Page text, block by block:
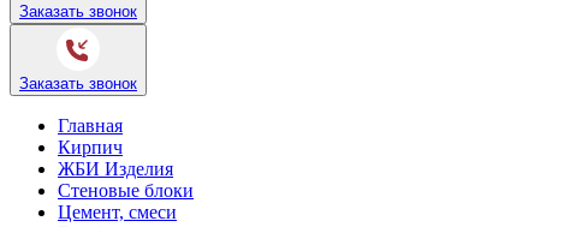
Заказать звонок
Заказать звонок
Главная
Кирпич
ЖБИ Изделия
Стеновые блоки
Цемент, смеси